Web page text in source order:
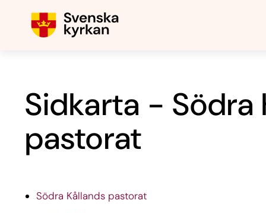
Sidkarta - Södra
pastorat
Södra Kållands pastorat